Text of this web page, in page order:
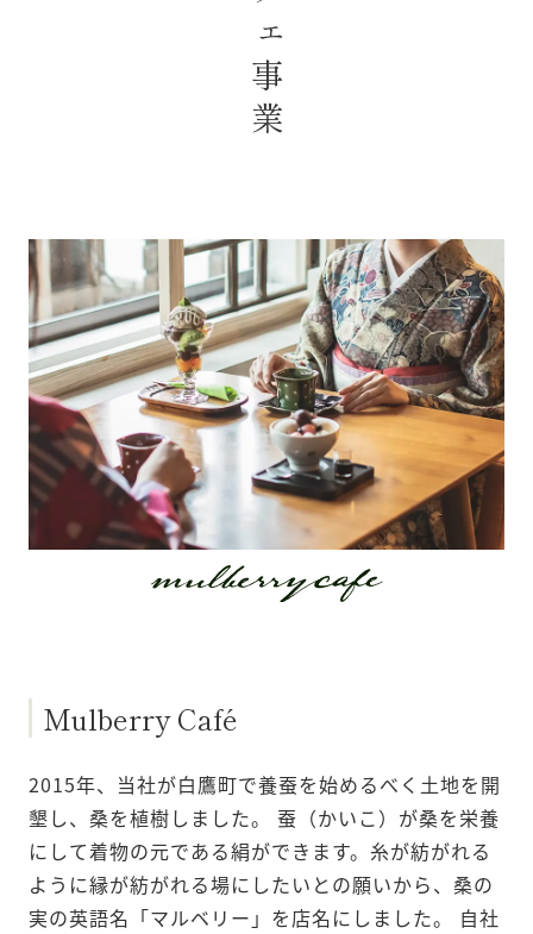
Mulberry Café
2015年、当社が白鷹町で養蚕を始めるべく土地を開
墾し、桑を植樹しました。 蚕（かいこ）が桑を栄養
にして着物の元である絹ができます。糸が紡がれる
ように縁が紡がれる場にしたいとの願いから、桑の
実の英語名「マルベリー」を店名にしました。 自社